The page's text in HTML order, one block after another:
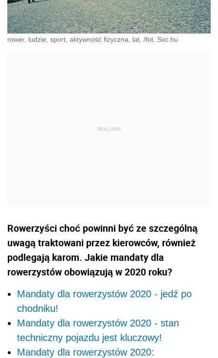
rower, ludzie, sport, aktywność fizyczna, lat, /fot. Sxc.hu
Rowerzyści choć powinni być ze szczególną
uwagą traktowani przez kierowców, również
podlegają karom. Jakie mandaty dla
rowerzystów obowiązują w 2020 roku?
Mandaty dla rowerzystów 2020 - jedź po
chodniku!
Mandaty dla rowerzystów 2020 - stan
techniczny pojazdu jest kluczowy!
Mandaty dla rowerzystów 2020: